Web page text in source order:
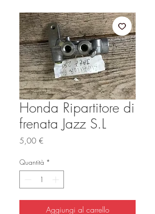
Honda Ripartitore di
frenata Jazz S.L
5,00 €
Quantità *
Aggiungi al carrello